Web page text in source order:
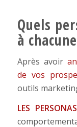
Quels
à
Après avoir
de vos
outils
LES